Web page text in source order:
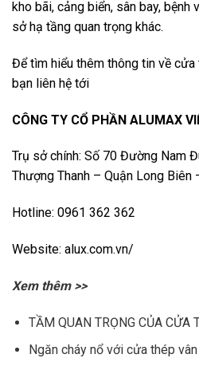
kho bãi, cảng biển, sân bay, bệnh
sở hạ tầng quan trọng khác.
Để tìm hiểu thêm thông tin về
bạn liên hệ tới
CÔNG TY CỔ PHẦN ALUMAX
Trụ sở chính: Số 70 Đường Nam
Thượng Thanh – Quận Long Biên
Hotline: 0961 362 362
Website: alux.com.vn/
Xem thêm >>
TẦM QUAN TRỌNG CỦA CỬA
Ngăn cháy nổ với cửa thép